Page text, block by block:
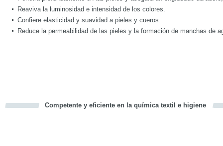
Reaviva la luminosidad e intensidad de los colores.
Confiere elasticidad y suavidad a pieles y cueros.
Reduce la permeabilidad de las pieles y la formación de manchas de
Competente y eficiente en la química textil e higiene